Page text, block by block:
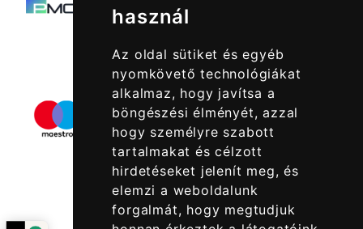
használ
Az oldal sütiket és egyéb
nyomkövető technológiákat
alkalmaz, hogy javítsa a
böngészési élményét, azzal
hogy személyre szabott
tartalmakat és célzott
hirdetéseket jelenít meg, és
elemzi a weboldalunk
forgalmát, hogy megtudjuk